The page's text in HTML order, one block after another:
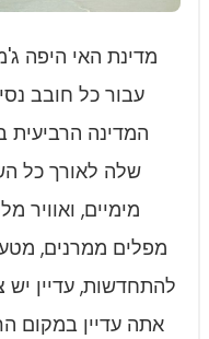
מדינת האי היפה
עבור כל חובב
המדינה הרביעית
שלה לאורך כל
מימיים, ואוויר
מפלים ממרנים,
להתחדשות, עדיין יש
אתה עדיין במקום